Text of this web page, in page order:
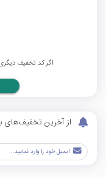
اگر کد تخفیف دیگری
از آخرین تخفیف‌های